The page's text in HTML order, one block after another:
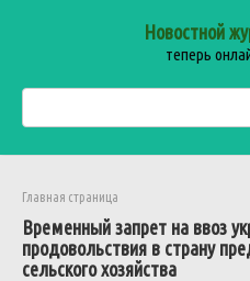
Новостной
теперь
Главная страница
Временный запрет на ввоз
продовольствия в страну
сельского хозяйства